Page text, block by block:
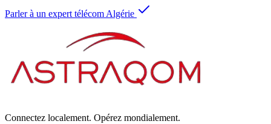
Parler à un expert télécom Algérie
Connectez localement. Opérez mondialement.